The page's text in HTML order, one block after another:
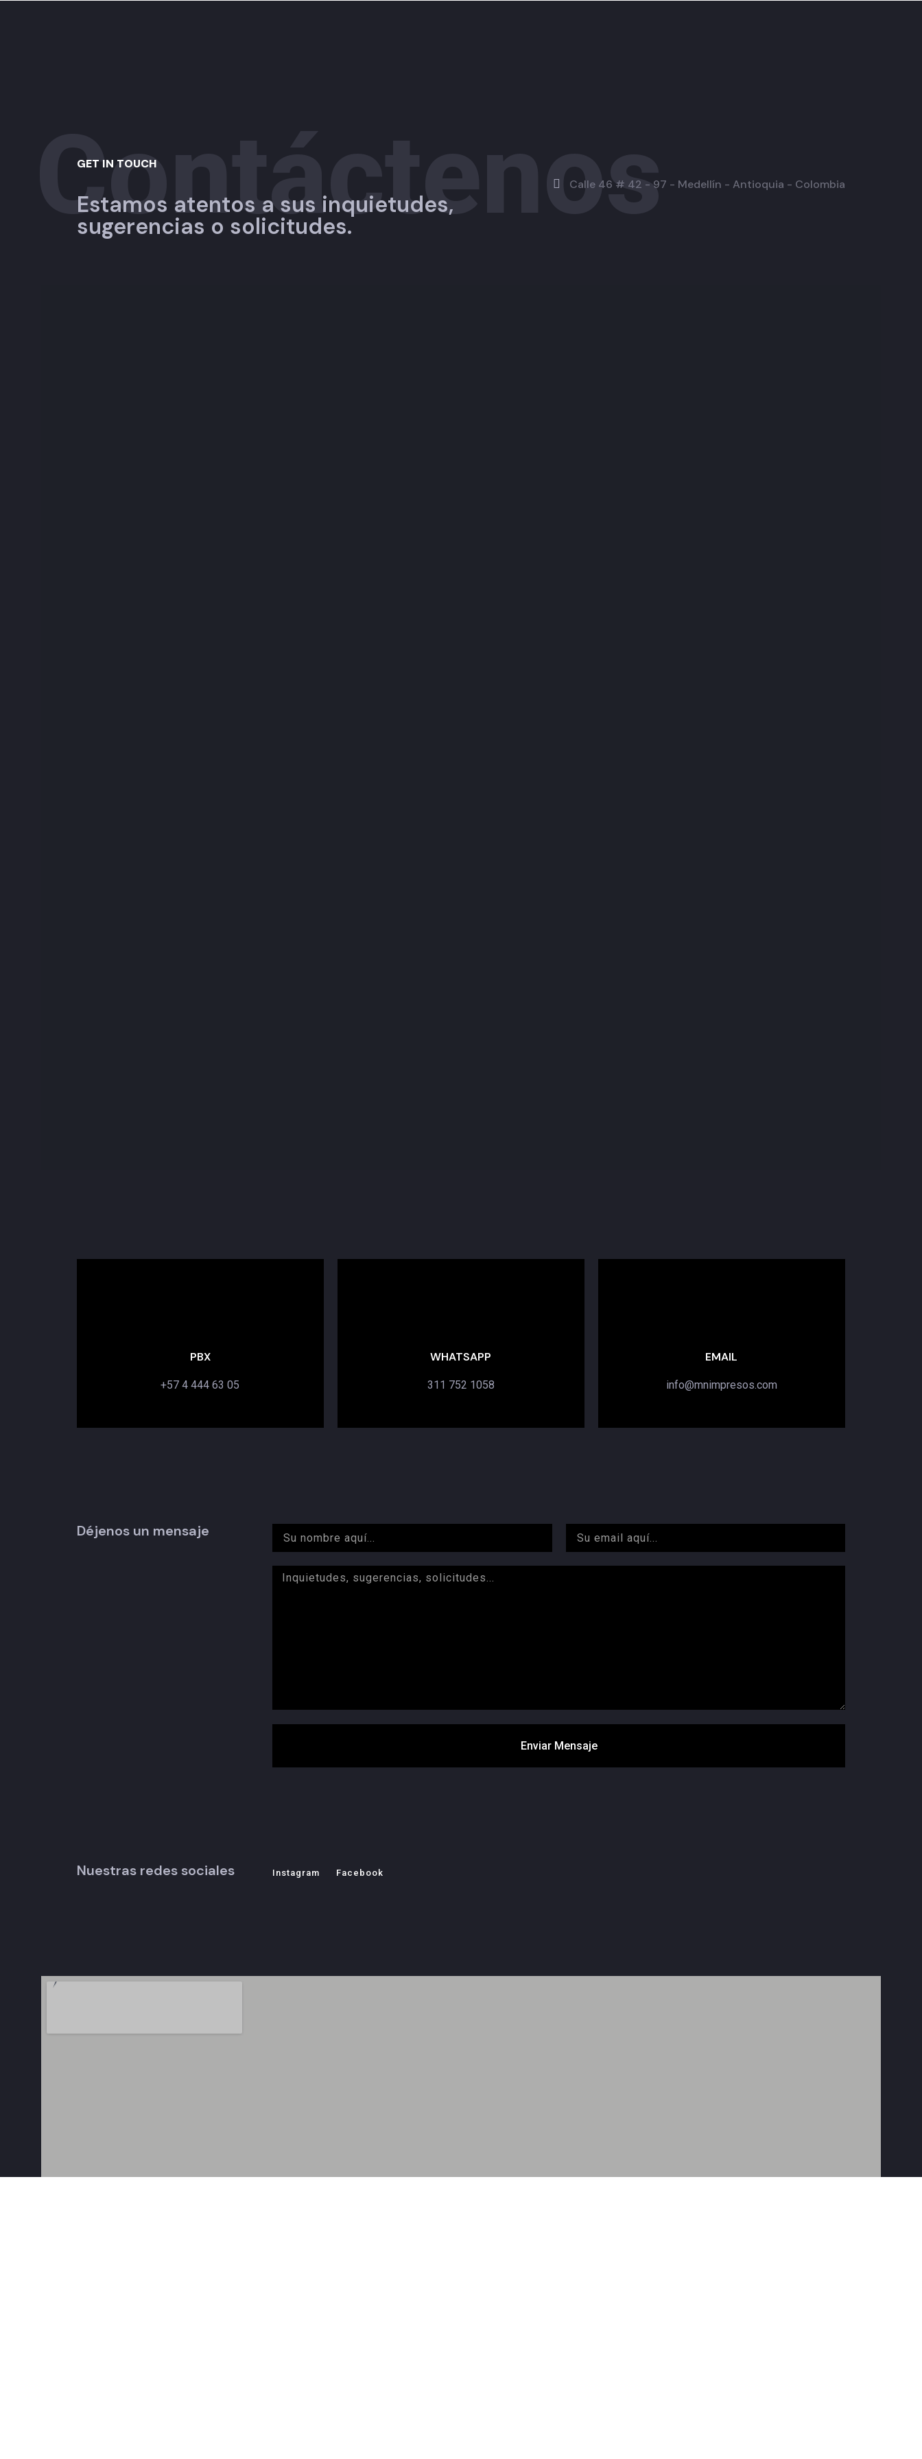
Contáctenos
GET IN TOUCH
Estamos atentos a sus inquietudes,
sugerencias o solicitudes.
Calle 46 # 42 - 97 - Medellín - Antioquia - Colombia
PBX
+57 4 444 63 05
WHATSAPP
311 752 1058
EMAIL
info@mnimpresos.com
Déjenos un mensaje
Enviar Mensaje
Nuestras redes sociales Instagram Facebook